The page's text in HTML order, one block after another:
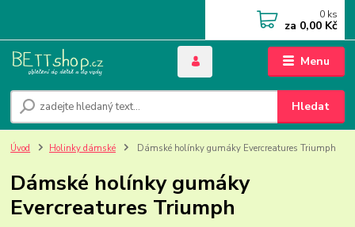
Menu
Hledat
0 ks
za 0,00 Kč
Úvod Holinky dámské Dámské holínky gumáky Evercreatures Triumph
Dámské holínky gumáky
Evercreatures Triumph